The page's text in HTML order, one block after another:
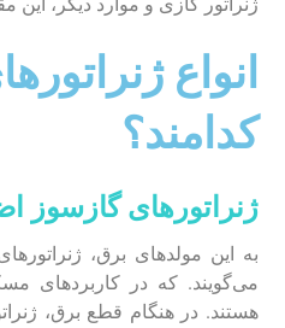
ژنراتور گازی و موارد دیگر، این
انواع
کدامند؟
ژنراتور‌های گازسوز
به این مولد‌های برق،
می‌گویند. که در کاربرد‌های
هستند. در هنگام قطع برق،